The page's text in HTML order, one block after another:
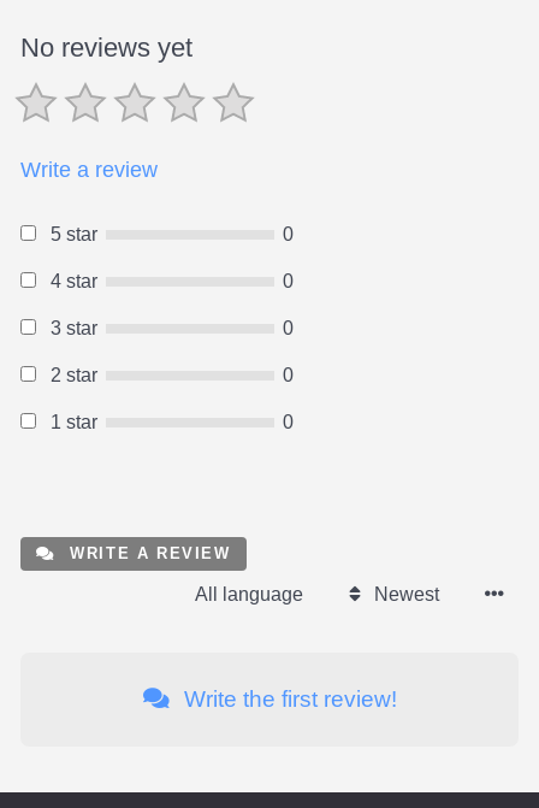
No reviews yet
Write a review
5 star 0
4 star 0
3 star 0
2 star 0
1 star 0
WRITE A REVIEW
All language Newest
Write the first review!